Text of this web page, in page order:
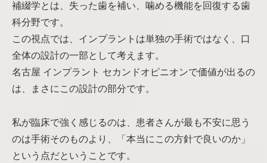
補綴学とは、失った歯を補い、噛める機能を回復する歯
科分野です。
この視点では、インプラントは単独の手術ではなく、口
全体の設計の一部として考えます。
名古屋 インプラント セカンドオピニオンで価値が出るの
は、まさにこの設計の部分です。
私が臨床で強く感じるのは、患者さんが最も不安に思う
のは手術そのものより、「本当にこの方針で良いのか」
という点だということです。